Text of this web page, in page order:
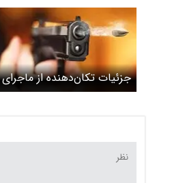
جزئیات تکان‌دهنده از ماجرای
15 شلیک در منطقه 22 تهران